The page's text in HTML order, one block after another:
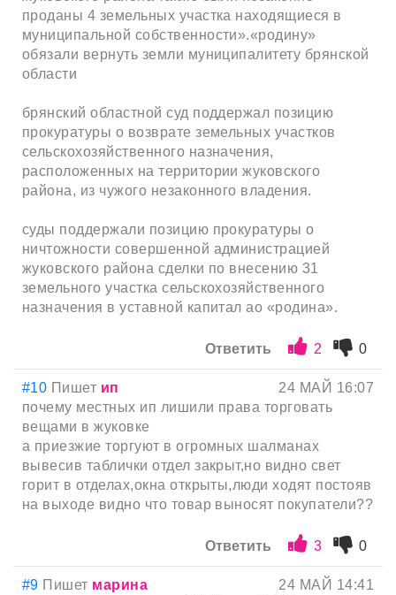
проданы 4 земельных участка находящиеся в
муниципальной собственности».«родину»
обязали вернуть земли муниципалитету брянской
области
брянский областной суд поддержал позицию
прокуратуры о возврате земельных участков
сельскохозяйственного назначения,
расположенных на территории жуковского
района, из чужого незаконного владения.
суды поддержали позицию прокуратуры о
ничтожности совершенной администрацией
жуковского района сделки по внесению 31
земельного участка сельскохозяйственного
назначения в уставной капитал ао «родина».
Ответить 2 0
#10 Пишет ип
24 МАЙ 16:07
почему местных ип лишили права торговать
вещами в жуковке
а приезжие торгуют в огромных шалманах
вывесив таблички отдел закрыт,но видно свет
горит в отделах,окна открыты,люди ходят постояв
на выходе видно что товар выносят покупатели??
Ответить 3 0
#9 Пишет марина
24 МАЙ 14:41